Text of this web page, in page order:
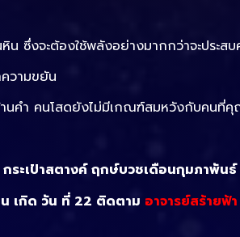
ซึ่งจะต้องใช้พลังอย่างมากกว่าจะประสบ
วามขยัน
นคำ คนโสดยังไม่มีเกณฑ์สมหวังกับคนที่
ระเป๋าสตางค์ ฤกษ์บวชเดือนกุมภาพัน
เกิด วัน ที่ 22 ติดตาม อาจารย์สร้ายฟ้า